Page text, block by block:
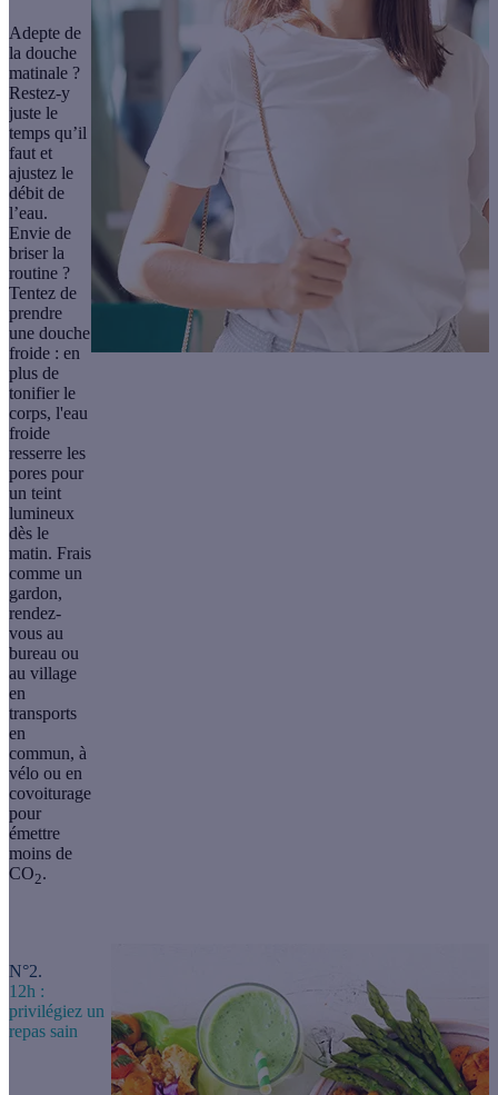
Adepte de
la douche
matinale ?
Restez-y
juste le
temps qu’il
faut et
ajustez le
débit de
l’eau.
Envie de
briser la
routine ?
Tentez de
prendre
une douche
froide : en
plus de
tonifier le
corps, l'eau
froide
resserre les
pores pour
un teint
lumineux
dès le
matin. Frais
comme un
gardon,
rendez-
vous au
bureau ou
au village
en
transports
en
commun, à
vélo ou en
covoiturage
pour
émettre
moins de
CO2.
N°2.
12h :
privilégiez un
repas sain